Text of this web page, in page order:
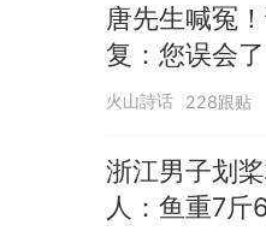
唐先生喊冤
复：您误会
呗
火山詩话 228跟贴
浙江男子划
人：鱼重7斤